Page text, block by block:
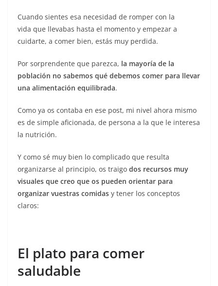
Cuando sientes esa necesidad de romper con la
vida que llevabas hasta el momento y empezar a
cuidarte, a comer bien, estás muy perdida.
Por sorprendente que parezca, la mayoría de la
población no sabemos qué debemos comer para llevar
una alimentación equilibrada.
Como ya os contaba en ese post, mi nivel ahora mismo
es de simple aficionada, de persona a la que le interesa
la nutrición.
Y como sé muy bien lo complicado que resulta
organizarse al principio, os traigo dos recursos muy
visuales que creo que os pueden orientar para
organizar vuestras comidas y tener los conceptos
claros:
El plato para comer
saludable